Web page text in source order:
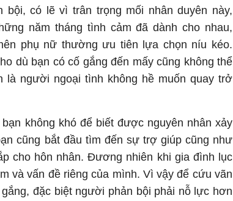
bội, có lẽ vì trân trọng mối nhân duyên này,
năm tháng tình cảm đã dành cho nhau,
phụ nữ thường ưu tiên lựa chọn níu kéo.
dù bạn có cố gắng đến mấy cũng không thể
là người ngoại tình không hề muốn quay trở
không khó để biết được nguyên nhân xảy
cũng bắt đầu tìm đến sự trợ giúp cũng như
cho hôn nhân. Đương nhiên khi gia đình lục
và vấn đề riêng của mình. Vì vậy để cứu vãn
đặc biệt người phản bội phải nỗ lực hơn